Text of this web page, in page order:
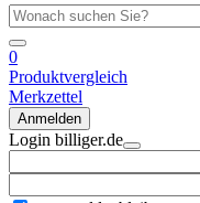
0
Produktvergleich
Merkzettel
Anmelden
Login billiger.de